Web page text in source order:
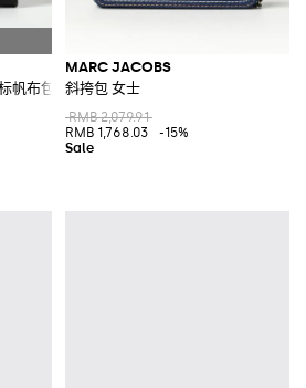
帆布包
MARC JACOBS
斜挎包 女士
RMB 2,079.91
RMB 1,768.03
-15%